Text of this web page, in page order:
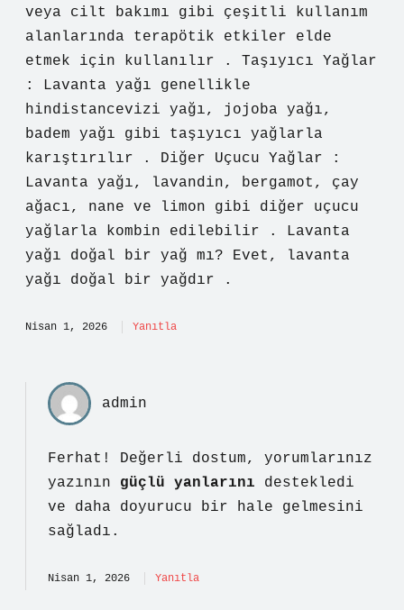
veya cilt bakımı gibi çeşitli kullanım
alanlarında terapötik etkiler elde
etmek için kullanılır . Taşıyıcı Yağlar
: Lavanta yağı genellikle
hindistancevizi yağı, jojoba yağı,
badem yağı gibi taşıyıcı yağlarla
karıştırılır . Diğer Uçucu Yağlar :
Lavanta yağı, lavandin, bergamot, çay
ağacı, nane ve limon gibi diğer uçucu
yağlarla kombin edilebilir . Lavanta
yağı doğal bir yağ mı? Evet, lavanta
yağı doğal bir yağdır .
Nisan 1, 2026 Yanıtla
admin
Ferhat! Değerli dostum, yorumlarınız
yazının güçlü yanlarını destekledi
ve daha doyurucu bir hale gelmesini
sağladı.
Nisan 1, 2026 Yanıtla